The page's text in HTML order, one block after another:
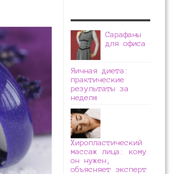
Сарафаны
для офиса
Яичная диета:
практические
результаты за
неделю
Хиропластический
массаж лица: кому
он нужен,
объясняет эксперт